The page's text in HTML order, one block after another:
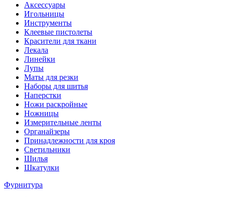
Аксессуары
Игольницы
Инструменты
Клеевые пистолеты
Красители для ткани
Лекала
Линейки
Лупы
Маты для резки
Наборы для шитья
Наперстки
Ножи раскройные
Ножницы
Измерительные ленты
Органайзеры
Принадлежности для кроя
Светильники
Шилья
Шкатулки
Фурнитура